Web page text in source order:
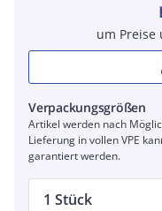
um Preise
Verpackungsgrößen
Artikel werden nach
Lieferung in vollen VPE
garantiert werden.
1 Stück